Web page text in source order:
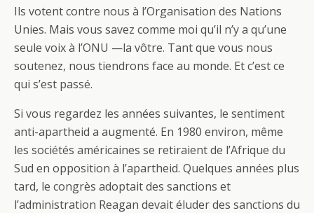
Ils votent contre nous à l’Organisation des Nations
Unies. Mais vous savez comme moi qu’il n’y a qu’une
seule voix à l’ONU —la vôtre. Tant que vous nous
soutenez, nous tiendrons face au monde. Et c’est ce
qui s’est passé.
Si vous regardez les années suivantes, le sentiment
anti-apartheid a augmenté. En 1980 environ, même
les sociétés américaines se retiraient de l’Afrique du
Sud en opposition à l’apartheid. Quelques années plus
tard, le congrès adoptait des sanctions et
l’administration Reagan devait éluder des sanctions du